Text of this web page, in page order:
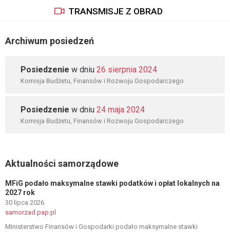
TRANSMISJE Z OBRAD
Archiwum posiedzeń
Posiedzenie w dniu 26 sierpnia 2024
Komisja Budżetu, Finansów i Rozwoju Gospodarczego
Posiedzenie w dniu 24 maja 2024
Komisja Budżetu, Finansów i Rozwoju Gospodarczego
Aktualności samorządowe
MFiG podało maksymalne stawki podatków i opłat lokalnych na
2027 rok
30 lipca 2026
samorzad.pap.pl
Ministerstwo Finansów i Gospodarki podało maksymalne stawki